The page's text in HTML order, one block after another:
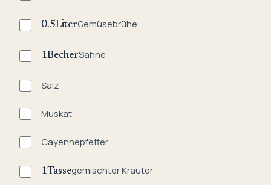
0.5LiterGemüsebrühe
1BecherSahne
Salz
Muskat
Cayennepfeffer
1Tassegemischter Kräuter